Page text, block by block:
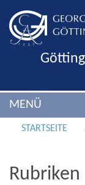
MENÜ
STARTSEITE
Rubriken